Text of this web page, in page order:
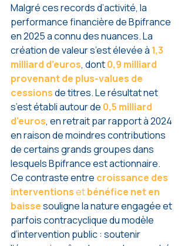
Malgré ces records d’activité, la
performance financière de Bpifrance
en 2025 a connu des nuances. La
création de valeur s’est élevée à 1,3
milliard d’euros, dont 0,9 milliard
provenant de plus-values de
cessions de titres. Le résultat net
s’est établi autour de 0,5 milliard
d’euros, en retrait par rapport à 2024
en raison de moindres contributions
de certains grands groupes dans
lesquels Bpifrance est actionnaire.
Ce contraste entre croissance des
interventions et bénéfice net en
baisse souligne la nature engagée et
parfois contracyclique du modèle
d’intervention public : soutenir